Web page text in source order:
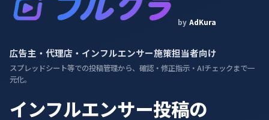
byAdKura
広告主・代理店・ インフルエンサー施策担当者向け
スプレッドシート等での投稿管理から、確認・修正指示・AIチェックまで一
元化。
インフルエンサー投稿の